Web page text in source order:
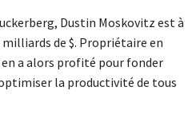
Dustin Moskovitz est à
de $. Propriétaire en
en a alors profité pour fonder
la productivité de tous